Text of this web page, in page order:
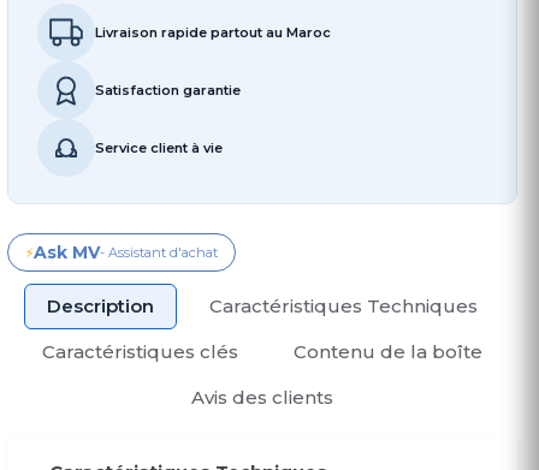
Livraison rapide partout au Maroc
Satisfaction garantie
Service client à vie
⚡Ask MV- Assistant d'achat
Description
Caractéristiques Techniques
Caractéristiques clés
Contenu de la boîte
Avis des clients